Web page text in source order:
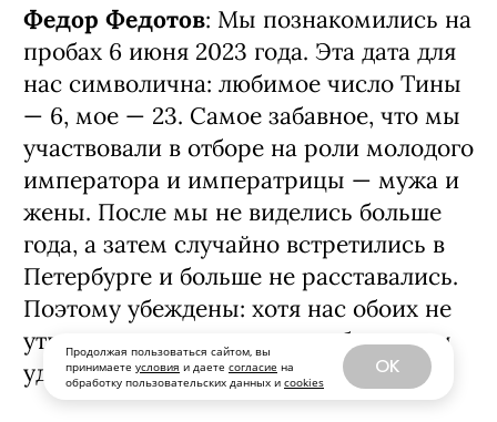
Продолжая пользоваться сайтом, вы
принимаете условия и даете согласие на
обработку пользовательских данных и cookies
OK
О знакомстве